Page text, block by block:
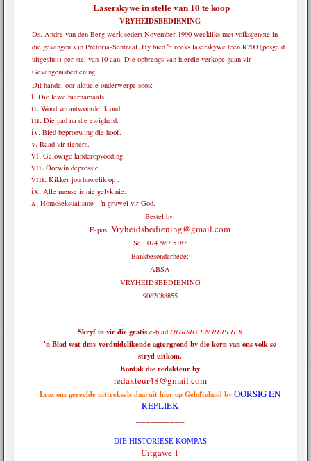
Laserskywe in stelle van 10 te koop
VRYHEIDSBEDIENING
Ds. Andre van den Berg werk sedert November 1990 weekliks met volksgenote in
die gevangenis in Pretoria-Sentraal. Hy bied ŉ reeks laserskywe teen R200 (posgeld
uitgesluit) per stel van 10 aan. Die opbrengs van hierdie verkope gaan vir
Gevangenisbediening.
Dit handel oor aktuele onderwerpe soos:
Die lewe hiernamaals.
Word verantwoordelik oud.
Die pad na die ewigheid.
Bied beproewing die hoof.
Raad vir tieners.
Gelowige kinderopvoeding.
Oorwin depressie.
Kikker jou huwelik op .
Alle mense is nie gelyk nie.
Homoseksualisme - ŉ gruwel vir God.
Bestel by:
E-pos: Vryheidsbediening@gmail.com
Sel: 074 967 5187
Bankbesonderhede:
ABSA
VRYHEIDSBEDIENING
9062088855
Skryf in vir diegratise-bladOORSIG EN REPLIEK
'n Blad wat dmv verduidelikende agtergrond by die kern van ons volk se
stryd uitkom.
Kontak die redakteur by
redakteur48@gmail.com
Lees ons gereelde uittreksels daaruit hier op Gelofteland byOORSIG EN
REPLIEK
DIE HISTORIESE KOMPAS
Uitgawe 1